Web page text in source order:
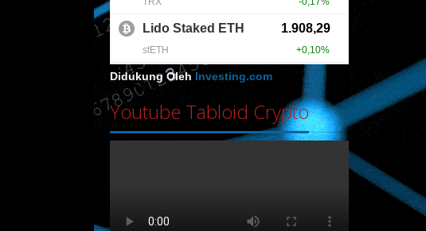
Didukung Oleh Investing.com
Youtube Tabloid Crypto